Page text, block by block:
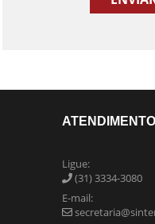
ATENDIMENTO
Ligue:
(31) 3334-3080
E-mail: